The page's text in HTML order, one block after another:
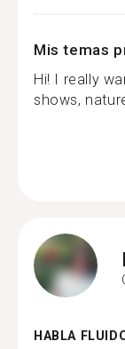
Mis temas
Hi! I really
shows,
HABLA